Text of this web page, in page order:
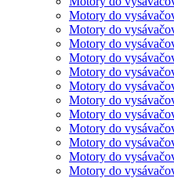
Motory do
Motory do
Motory do
Motory do
Motory do
Motory do
Motory do
Motory do
Motory do
Motory do
Motory do
Motory do